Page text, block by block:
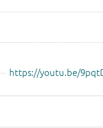
https://youtu.be/